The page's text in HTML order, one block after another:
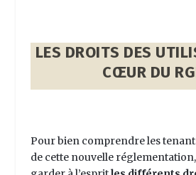
LES DROITS DES
CŒUR DU
Pour bien comprendre les
de cette nouvelle